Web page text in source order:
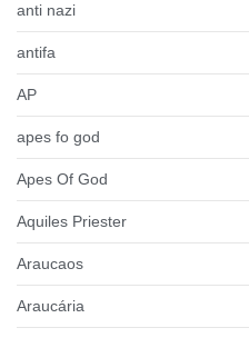
anti nazi
antifa
AP
apes fo god
Apes Of God
Aquiles Priester
Araucaos
Araucária